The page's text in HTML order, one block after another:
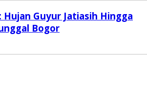
Hujan Guyur Jatiasih Hingga
Bogor